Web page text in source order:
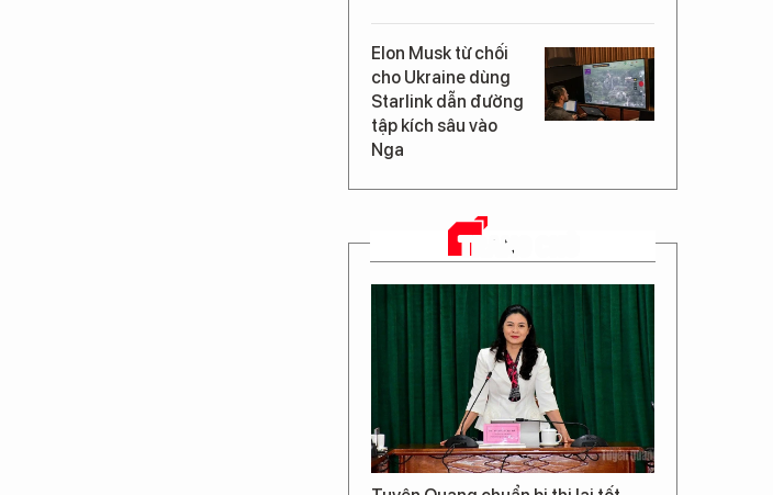
Elon Musk từ chối
cho Ukraine dùng
Starlink dẫn đường
tập kích sâu vào
Nga
TRANG CHỦ